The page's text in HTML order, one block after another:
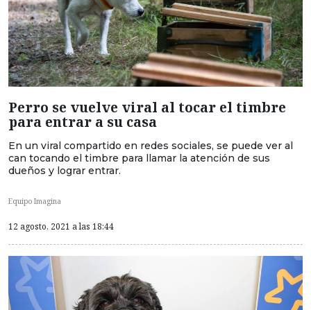
Perro se vuelve viral al tocar el timbre
para entrar a su casa
En un viral compartido en redes sociales, se puede ver al
can tocando el timbre para llamar la atención de sus
dueños y lograr entrar.
Equipo Imagina
12 agosto, 2021 a las 18:44